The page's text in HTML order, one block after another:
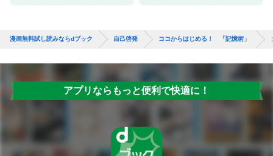
漫画無料試し読みならdブック 自己啓発 ココからはじめる！ 「記憶術」
アプリならもっと便利で快適に！